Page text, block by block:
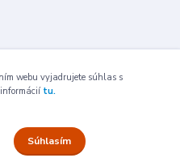
webu vyjadrujete súhlas s
tu.
Súhlasím